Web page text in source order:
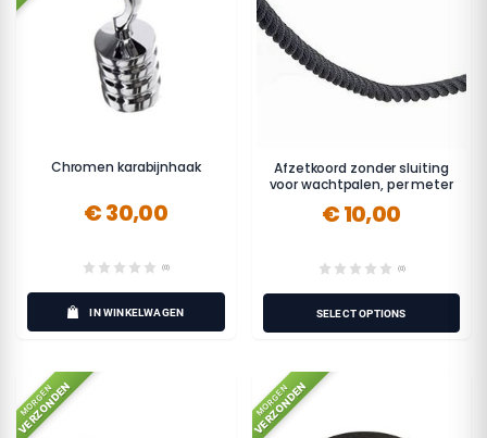
Chromen karabijnhaak
€ 30,00
(0)
IN WINKELWAGEN
Afzetkoord zonder sluiting
voor wachtpalen, per meter
€ 10,00
(0)
SELECT OPTIONS
MORGEN
VERZONDEN MORGEN
VERZONDEN